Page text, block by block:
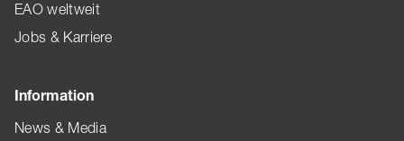
EAO weltweit
Jobs & Karriere
Information
News & Media